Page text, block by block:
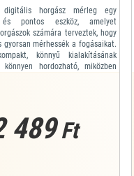
horgász mérleg egy
és pontos eszköz, amelyet
számára terveztek, hogy
gyorsan mérhessék a fogásaikat.
könnyű kialakításának
könnyen hordozható, miközben
489Ft